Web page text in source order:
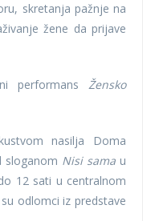
skretanja pažnje na
žene da prijave
performansŽensko
nasilja Doma
sloganom Nisi sama u
12 sati u centralnom
odlomci iz predstave